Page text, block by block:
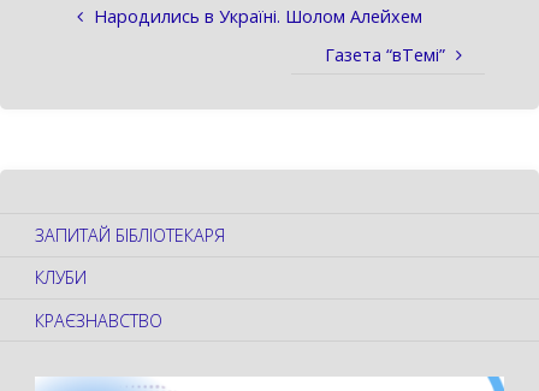
Народились в Україні. Шолом Алейхем
Газета “вТемі”
ЗАПИТАЙ БІБЛІОТЕКАРЯ
КЛУБИ
КРАЄЗНАВСТВО